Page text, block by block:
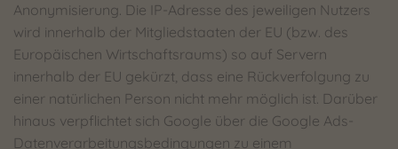
Anonymisierung. Die IP-Adresse des jeweiligen Nutzers
wird innerhalb der Mitgliedstaaten der EU (bzw. des
Europäischen Wirtschaftsraums) so auf Servern
innerhalb der EU gekürzt, dass eine Rückverfolgung zu
einer natürlichen Person nicht mehr möglich ist. Darüber
hinaus verpflichtet sich Google über die Google Ads-
Datenverarbeitungsbedingungen zu einem